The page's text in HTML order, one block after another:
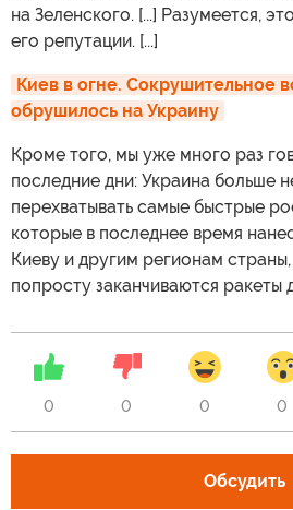
на Зеленского. [...] Разумеется,
его репутации. [...]
Киев в огне. Сокрушительное
обрушилось на Украину
Кроме того, мы уже много раз
последние дни: Украина больше
перехватывать самые быстрые
которые в последнее время
Киеву и другим регионам
попросту заканчиваются ракеты
0 0 0 0
Обсудить